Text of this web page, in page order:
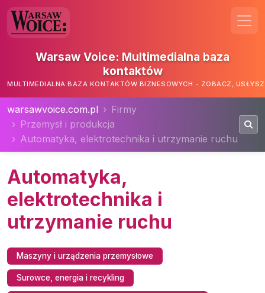
Warsaw Voice: Multimedialna baza
kontaktów
MULTIMEDIALNA BAZA KONTAKTÓW BIZNESOWYCH - ZOBACZ,
warsawvoice.com.pl
Firmy
Przemysł i produkcja
Automatyka, elektrotechnika i utrzymanie ruchu
Automatyka,
elektrotechnika i
utrzymanie ruchu
Maszyny i urządzenia przemysłowe
Surowce, energia i recykling